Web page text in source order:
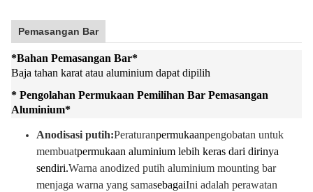
Pemasangan Bar
*Bahan Pemasangan Bar*
Baja tahan karat atau aluminium dapat dipilih
* Pengolahan Permukaan Pemilihan Bar Pemasangan
Aluminium*
Anodisasi putih:Peraturanpermukaanpengobatan untuk
membuatpermukaan aluminium lebih keras dari dirinya
sendiri.Warna anodized putih aluminium mounting bar
menjaga warna yang samasebagaiIni adalah perawatan